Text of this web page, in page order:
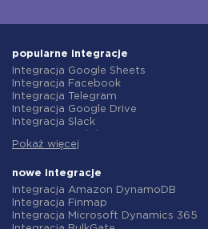
popularne integracje
Integracja Google Sheets
Integracja Facebook
Integracja Telegram
Integracja Google Drive
Integracja Slack
Integracja Gmail
Integracja ClickUp
Integracja Airtable
Integracja Google Contacts
Integracja OpenAI (ChatGPT)
Integracja Instagram
Pokaż więcej
nowe integracje
Integracja Amazon DynamoDB
Integracja Finmap
Integracja Microsoft Dynamics 365